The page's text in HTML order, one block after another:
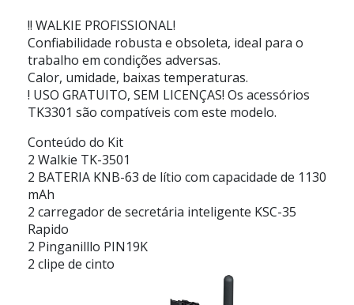
!! WALKIE PROFISSIONAL!
Confiabilidade robusta e obsoleta, ideal para o
trabalho em condições adversas.
Calor, umidade, baixas temperaturas.
! USO GRATUITO, SEM LICENÇAS! Os acessórios
TK3301 são compatíveis com este modelo.
Conteúdo do Kit
2 Walkie TK-3501
2 BATERIA KNB-63 de lítio com capacidade de 1130
mAh
2 carregador de secretária inteligente KSC-35
Rapido
2 Pinganilllo PIN19K
2 clipe de cinto